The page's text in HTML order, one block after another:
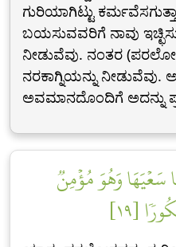
ಗುರಿಯಾಗಿಟ್ಟು
ಬಯಸುವವರಿಗೆ ನಾವು
ನೀಡುವೆವು. ನಂತರ
ನರಕಾಗ್ನಿಯನ್ನು ನೀಡುವೆವು.
ಅವಮಾನದೊಂದಿಗೆ ಅದನ್ನು
سَعۡيَهَا وَهُوَ مُؤۡمِنٞ
[١٩]